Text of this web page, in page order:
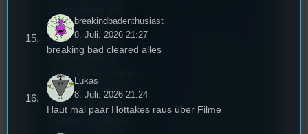
wurde auch mit
dem deutschen
Stummfilmpreis
2022 gekürt. Diesen
Sommer geht das
Festival in die 44.
breakindbadenthusiast
8. Juli. 2026 21:27
breaking bad cleared alles
Lukas
8. Juli. 2026 21:24
Haut mal paar Hottakes raus über Filme